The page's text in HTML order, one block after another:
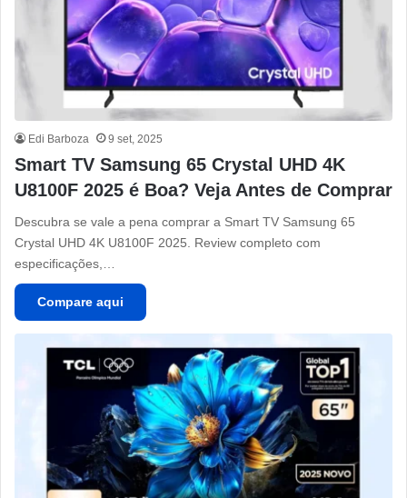
Edi Barboza 9 set, 2025
Smart TV Samsung 65 Crystal UHD 4K
U8100F 2025 é Boa? Veja Antes de Comprar
Descubra se vale a pena comprar a Smart TV Samsung 65
Crystal UHD 4K U8100F 2025. Review completo com
especificações,…
Compare aqui